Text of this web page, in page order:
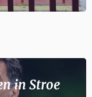
in Stroe